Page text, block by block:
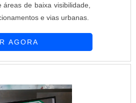
de baixa visibilidade,
e vias urbanas.
AGORA